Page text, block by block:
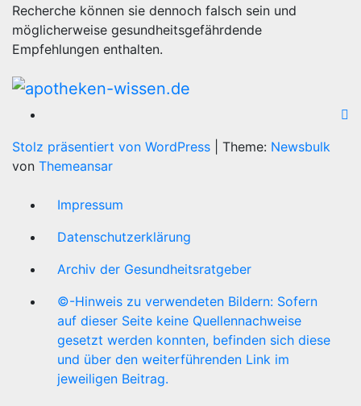
Recherche können sie dennoch falsch sein und
möglicherweise gesundheitsgefährdende
Empfehlungen enthalten.
Stolz präsentiert von WordPress Theme: Newsbulk
von Themeansar
Impressum
Datenschutzerklärung
Archiv der Gesundheitsratgeber
©-Hinweis zu verwendeten Bildern: Sofern
auf dieser Seite keine Quellennachweise
gesetzt werden konnten, befinden sich diese
und über den weiterführenden Link im
jeweiligen Beitrag.